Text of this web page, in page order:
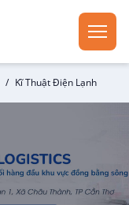
Kĩ Thuật Điện Lạnh